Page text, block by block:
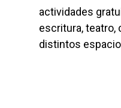
actividades
escritura, teatro,
distintos